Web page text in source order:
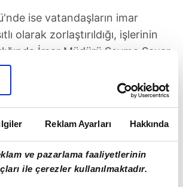
Reklam Ayarları Hakkında
ve pazarlama faaliyetlerinin
ile çerezler kullanılmaktadır.
ise vatandaşların imar
olarak zorlaştırıldığı, işlerinin
İmar Müdürü Şeyma Savar
Hasan Savar'ın banka
parası yatırıldığı ve bu
Başkanı Turgut'a ulaştırıldığı